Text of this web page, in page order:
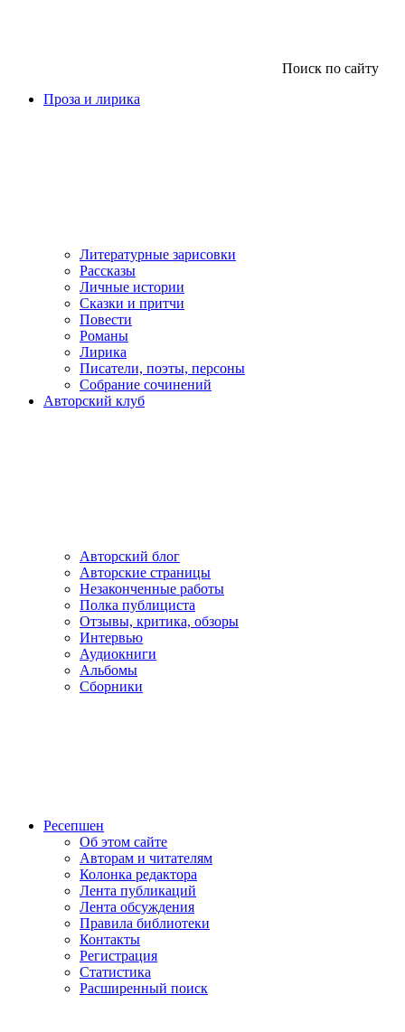
Поиск по сайту
Проза и лирика
Литературные зарисовки
Рассказы
Личные истории
Сказки и притчи
Повести
Романы
Лирика
Писатели, поэты, персоны
Собрание сочинений
Авторский клуб
Авторский блог
Авторские страницы
Незаконченные работы
Полка публициста
Отзывы, критика, обзоры
Интервью
Аудиокниги
Альбомы
Сборники
Ресепшен
Об этом сайте
Авторам и читателям
Колонка редактора
Лента публикаций
Лента обсуждения
Правила библиотеки
Контакты
Регистрация
Статистика
Расширенный поиск